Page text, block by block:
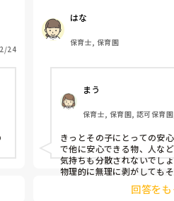
いているのですが準備入り
良いかもしれません。
ついていてくれていると思
のことをしていることに気
ちょっとしたことでも声の
お互い頑張りましょうね！
24
6月から副担が変わったの
離感が近いことや受け止め
その子が依存傾向になって
は、副担に叩くや大声で怒
のが、最近は、お昼寝の際
方がいいのか、物理的に距
でいます。こうなった原因
はな
保育士, 保育園
まう
保育士, 保育園, 認可保育
きっとその子にとっての安
で他に安心できる物、人な
気持ちも分散されないでし
物理的に無理に剥がしても
てしまう気がします、、
私の園にも依存傾向のグレ
回答を